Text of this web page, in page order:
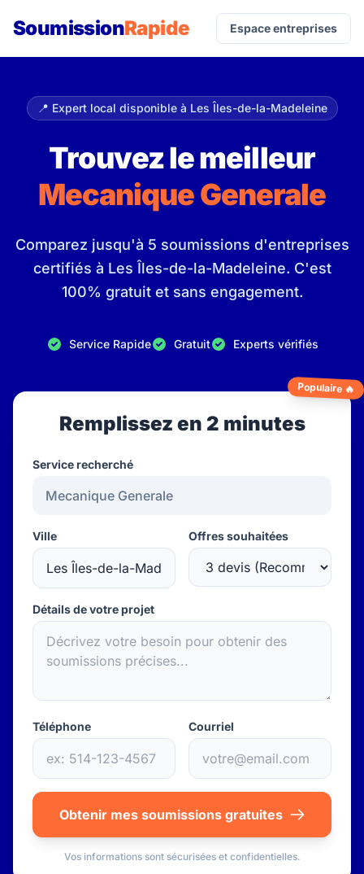
SoumissionRapide Espace entreprises
📍 Expert local disponible à Les Îles-de-la-Madeleine
Trouvez le meilleur
Mecanique Generale
Comparez jusqu'à 5 soumissions d'entreprises
certifiés à Les Îles-de-la-Madeleine. C'est
100% gratuit et sans engagement.
Service Rapide Gratuit Experts vérifiés
Populaire 🔥
Remplissez en 2 minutes
Service recherché
Ville Offres souhaitées
Détails de votre projet
Téléphone Courriel
Obtenir mes soumissions gratuites
Vos informations sont sécurisées et confidentielles.